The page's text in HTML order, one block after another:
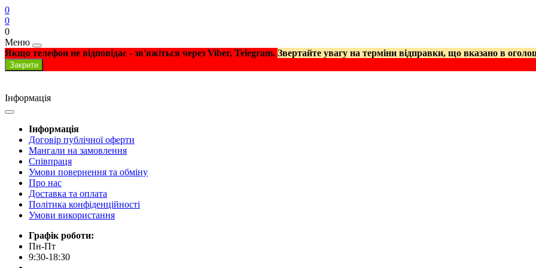
0
0
0
Меню
Якщо телефон не відповідає - зв'яжіться через Viber, Telegram. Звертайте увагу на терміни відправки, що вказано в
Закрити
Інформація
Інформація
Договір публічної оферти
Мангали на замовлення
Співпраця
Умови повернення та обміну
Про нас
Доставка та оплата
Політика конфіденційності
Умови використання
Графік роботи:
Пн-Пт
9:30-18:30